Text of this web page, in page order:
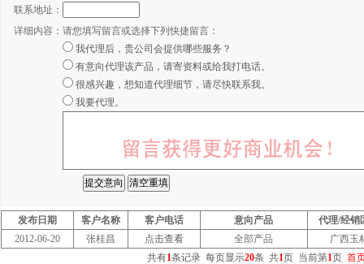
联系地址：
详细内容： 请您填写留言或选择下列快捷留言：
我代理后，贵公司会提供哪些服务？
有意向代理该产品，请寄资料或给我打电话。
很感兴趣，想知道代理细节，请尽快联系我。
我要代理。
发布日期 客户名称 客户电话 意向产品
代理/经销
2012-06-20
张桂昌 点击查看 全部产品
广西玉
共有1条记录 每页显示20条 共1页 当前第1页 首